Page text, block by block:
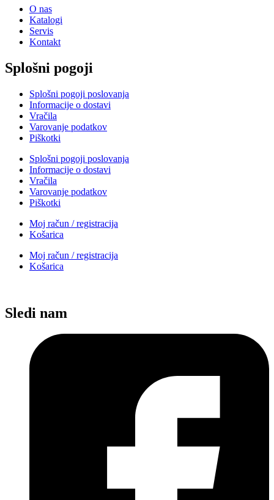
O nas
Katalogi
Servis
Kontakt
Splošni pogoji
Splošni pogoji poslovanja
Informacije o dostavi
Vračila
Varovanje podatkov
Piškotki
Splošni pogoji poslovanja
Informacije o dostavi
Vračila
Varovanje podatkov
Piškotki
Moj račun / registracija
Košarica
Moj račun / registracija
Košarica
Sledi nam